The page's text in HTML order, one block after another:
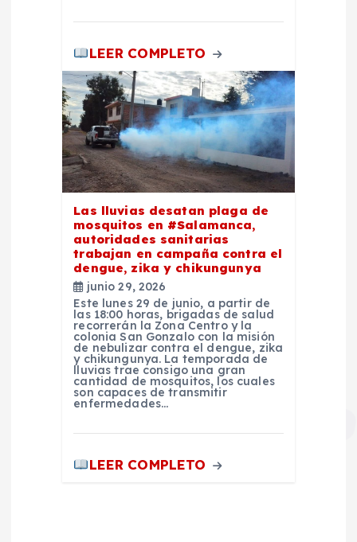
LEER COMPLETO
Las lluvias desatan plaga de
mosquitos en #Salamanca,
autoridades sanitarias
trabajan en campaña contra el
dengue, zika y chikungunya
junio 29, 2026
Este lunes 29 de junio, a partir de
las 18:00 horas, brigadas de salud
recorrerán la Zona Centro y la
colonia San Gonzalo con la misión
de nebulizar contra el dengue, zika
y chikungunya. La temporada de
lluvias trae consigo una gran
cantidad de mosquitos, los cuales
son capaces de transmitir
enfermedades…
LEER COMPLETO